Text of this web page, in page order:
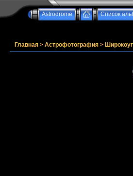
Astrodrome Список
Главная > Астрофотография >